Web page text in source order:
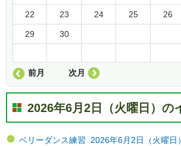
22 23 24 25 26
29 30
前月 次月
2026年6月2日（火曜日）の
ベリーダンス練習 2026年6月2日（火曜日